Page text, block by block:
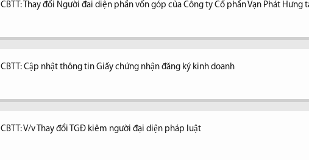
CBTT: Thay đổi Người đai diện phần vốn góp của Công ty Cổ phần Vạn Phát
CBTT: Cập nhật thông tin Giấy chứng nhận đăng ký kinh doanh
CBTT: V/v Thay đổi TGĐ kiêm người đại diện pháp luật